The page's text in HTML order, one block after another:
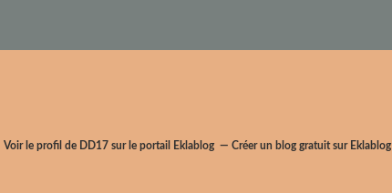
Voir le profil de DD17sur le portail Eklablog Créer un blog gratuit sur Eklablog